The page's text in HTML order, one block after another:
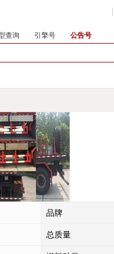
查询 引擎号 公告号
品牌
总质量